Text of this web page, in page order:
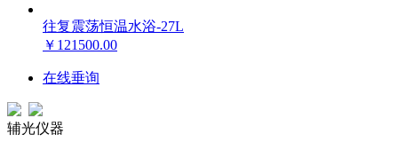
往复震荡恒温水浴-27L
￥121500.00
在线垂询
辅光仪器